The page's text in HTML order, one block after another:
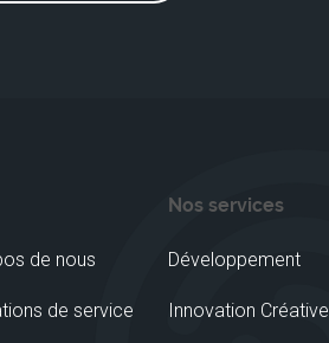
de nous
de service
Nos services
Développement
Innovation Créative